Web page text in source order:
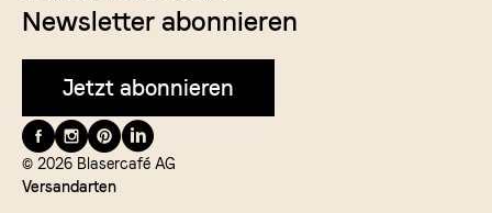
Newsletter abonnieren
Jetzt abonnieren
Folge
uns
auf
© 2026 Blasercafé AG
Versandarten